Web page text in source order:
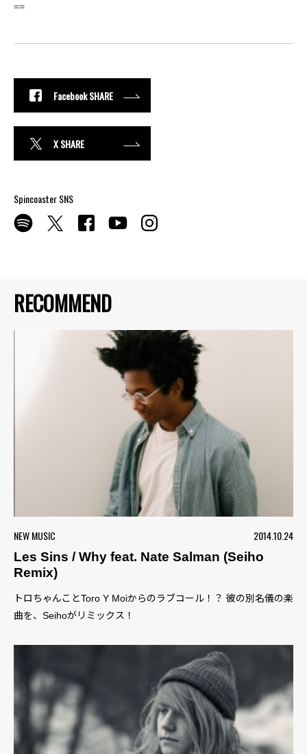
RECOMMEND
NEW MUSIC
2014.10.24
Les Sins / Why feat. Nate Salman (Seiho
Remix)
トロちゃんことToro Y Moiからのラブコール！？ 彼の別名儀の楽
曲を、Seihoがリミックス！
==
Facebook SHARE
X SHARE
Spincoaster SNS